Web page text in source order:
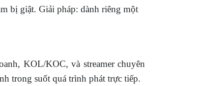
bị giật. Giải pháp: dành riêng một
KOL/KOC, và streamer chuyên
trong suốt quá trình phát trực tiếp.